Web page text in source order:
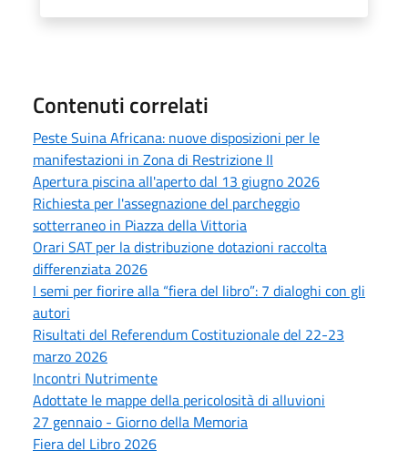
Contenuti correlati
Peste Suina Africana: nuove disposizioni per le
manifestazioni in Zona di Restrizione II
Apertura piscina all'aperto dal 13 giugno 2026
Richiesta per l'assegnazione del parcheggio
sotterraneo in Piazza della Vittoria
Orari SAT per la distribuzione dotazioni raccolta
differenziata 2026
I semi per fiorire alla “fiera del libro”: 7 dialoghi con gli
autori
Risultati del Referendum Costituzionale del 22-23
marzo 2026
Incontri Nutrimente
Adottate le mappe della pericolosità di alluvioni
27 gennaio - Giorno della Memoria
Fiera del Libro 2026